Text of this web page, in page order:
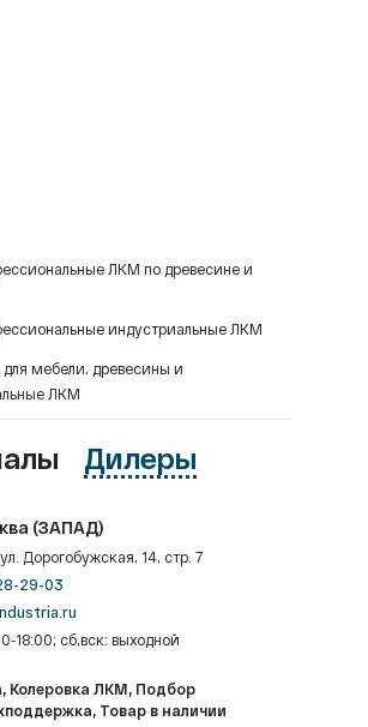
ЛКМ по древесине и
индустриальные ЛКМ
мебели, древесины и
ЛКМ
Дилеры
(ЗАПАД)
Дорогобужская, 14, стр. 7
29-03
18:00; сб,вск: выходной
Колеровка ЛКМ, Подбор
Товар в наличии